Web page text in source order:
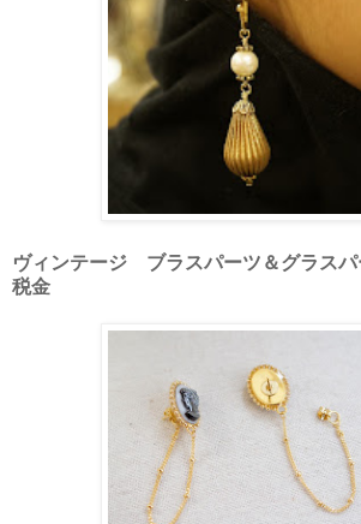
ヴィンテージ ブラスパーツ＆グラ
税金